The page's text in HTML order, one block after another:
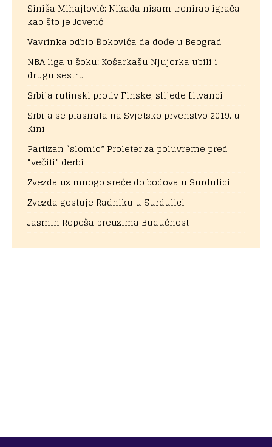
Siniša Mihajlović: Nikada nisam trenirao igrača
kao što je Jovetić
Vavrinka odbio Đokovića da dođe u Beograd
NBA liga u šoku: Košarkašu Njujorka ubili i
drugu sestru
Srbija rutinski protiv Finske, slijede Litvanci
Srbija se plasirala na Svjetsko prvenstvo 2019. u
Kini
Partizan “slomio” Proleter za poluvreme pred
“večiti” derbi
Zvezda uz mnogo sreće do bodova u Surdulici
Zvezda gostuje Radniku u Surdulici
Jasmin Repeša preuzima Budućnost